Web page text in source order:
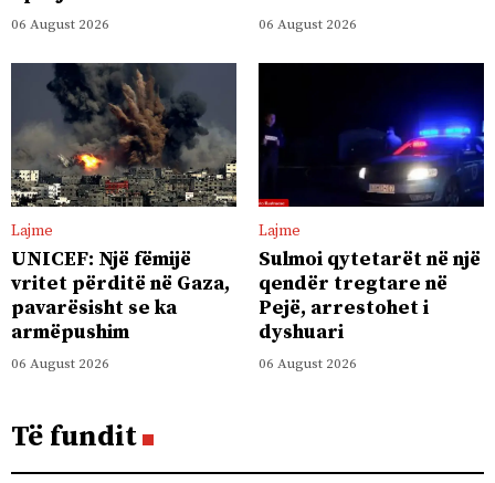
06 August 2026 06 August 2026
Lajme
UNICEF: Një fëmijë
vritet përditë në Gaza,
pavarësisht se ka
armëpushim
06 August 2026
Lajme
Sulmoi qytetarët në një
qendër tregtare në
Pejë, arrestohet i
dyshuari
06 August 2026
Të fundit